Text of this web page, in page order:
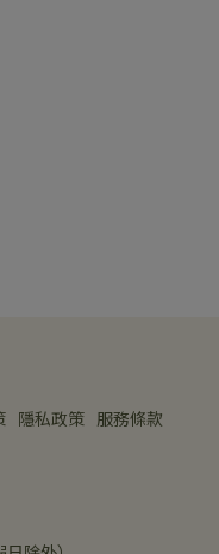
隱私政策 服務條款